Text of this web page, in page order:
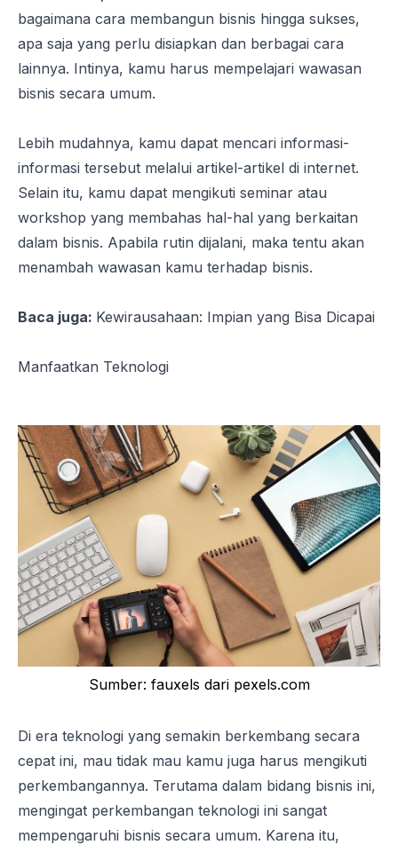
bagaimana cara membangun bisnis hingga sukses,
apa saja yang perlu disiapkan dan berbagai cara
lainnya. Intinya, kamu harus mempelajari wawasan
bisnis secara umum.
Lebih mudahnya, kamu dapat mencari informasi-
informasi tersebut melalui artikel-artikel di internet.
Selain itu, kamu dapat mengikuti seminar atau
workshop yang membahas hal-hal yang berkaitan
dalam bisnis. Apabila rutin dijalani, maka tentu akan
menambah wawasan kamu terhadap bisnis.
Baca juga: Kewirausahaan: Impian yang Bisa Dicapai
Manfaatkan Teknologi
Sumber: fauxels dari pexels.com
Di era teknologi yang semakin berkembang secara
cepat ini, mau tidak mau kamu juga harus mengikuti
perkembangannya. Terutama dalam bidang bisnis ini,
mengingat perkembangan teknologi ini sangat
mempengaruhi bisnis secara umum. Karena itu,